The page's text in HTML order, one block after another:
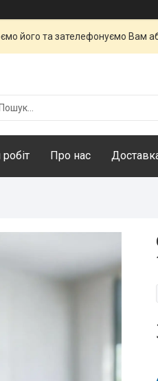
його та зателефонуємо Вам
Про нас